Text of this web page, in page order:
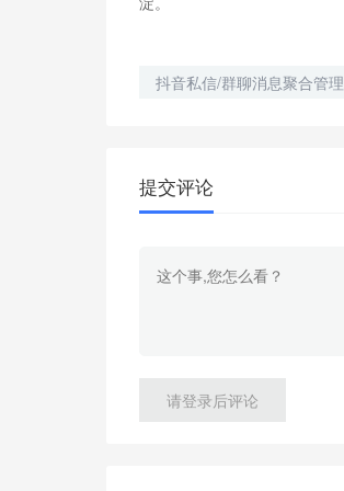
抖音私信/群聊消息聚合管理
提交评论
请登录后评论